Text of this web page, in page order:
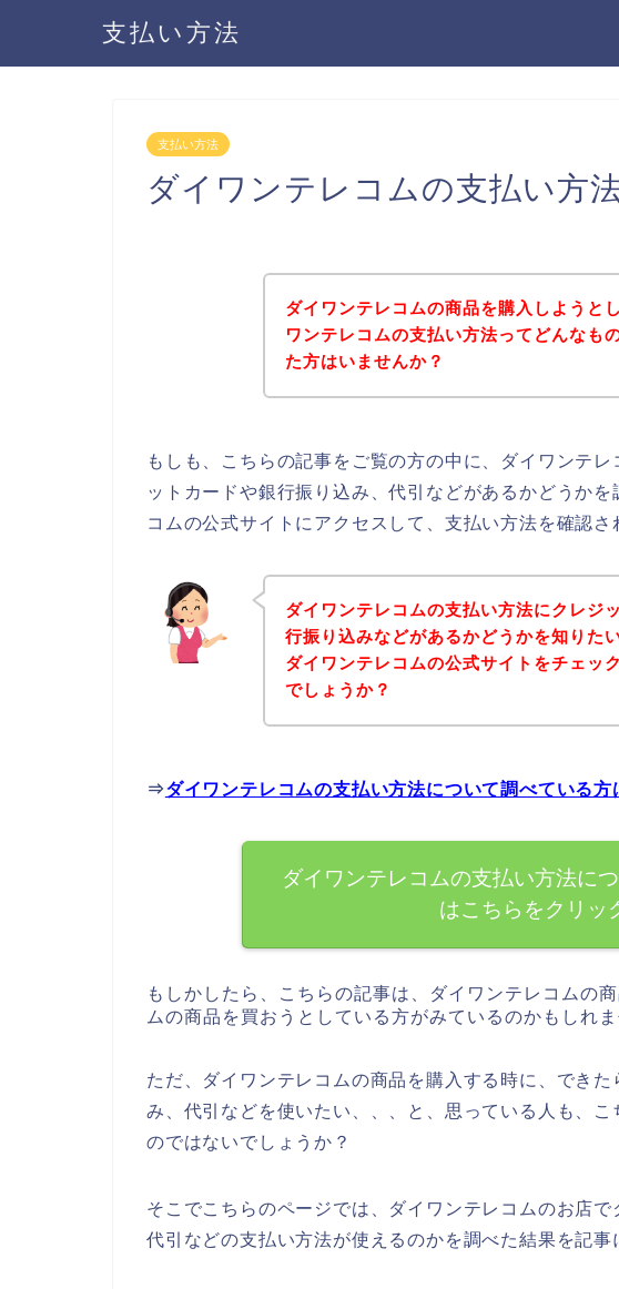
支払い方法
支払い方法
ダイワンテレコムの支払い方
ダイワンテレコムの商品を購入しようと
ワンテレコムの支払い方法ってどんなも
た方はいませんか？
もしも、こちらの記事をご覧の方の中に、ダイワンテ
ットカードや銀行振り込み、代引などがあるかどうか
コムの公式サイトにアクセスして、支払い方法を確認
ダイワンテレコムの支払い方法にクレジ
行振り込みなどがあるかどうかを知りた
ダイワンテレコムの公式サイトをチェッ
でしょうか？
⇒ダイワンテレコムの支払い方法について調べている方
ダイワンテレコムの支払い方法に
はこちらをクリッ
もしかしたら、こちらの記事は、ダイワンテレコムの
ムの商品を買おうとしている方がみているのかもしれま
ただ、ダイワンテレコムの商品を購入する時に、でき
み、代引などを使いたい、、、と、思っている人も、
のではないでしょうか？
そこでこちらのページでは、ダイワンテレコムのお店で
代引などの支払い方法が使えるのかを調べた結果を記事